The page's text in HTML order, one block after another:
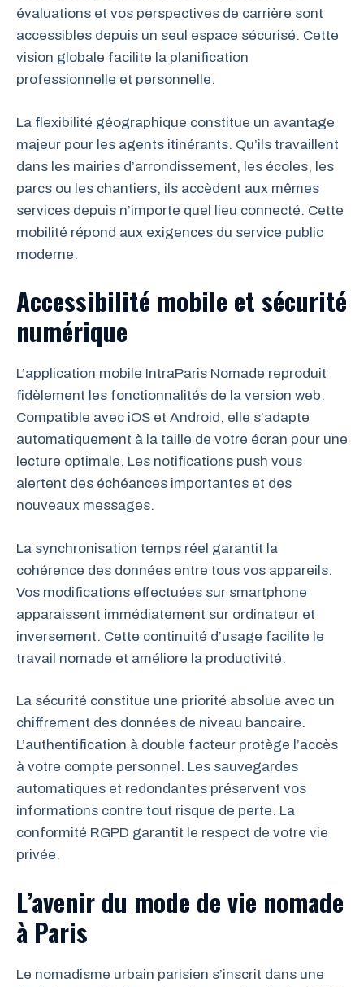
évaluations et vos perspectives de carrière sont
accessibles depuis un seul espace sécurisé. Cette
vision globale facilite la planification
professionnelle et personnelle.
La flexibilité géographique constitue un avantage
majeur pour les agents itinérants. Qu’ils travaillent
dans les mairies d’arrondissement, les écoles, les
parcs ou les chantiers, ils accèdent aux mêmes
services depuis n’importe quel lieu connecté. Cette
mobilité répond aux exigences du service public
moderne.
Accessibilité mobile et sécurité
numérique
L’application mobile IntraParis Nomade reproduit
fidèlement les fonctionnalités de la version web.
Compatible avec iOS et Android, elle s’adapte
automatiquement à la taille de votre écran pour une
lecture optimale. Les notifications push vous
alertent des échéances importantes et des
nouveaux messages.
La synchronisation temps réel garantit la
cohérence des données entre tous vos appareils.
Vos modifications effectuées sur smartphone
apparaissent immédiatement sur ordinateur et
inversement. Cette continuité d’usage facilite le
travail nomade et améliore la productivité.
La sécurité constitue une priorité absolue avec un
chiffrement des données de niveau bancaire.
L’authentification à double facteur protège l’accès
à votre compte personnel. Les sauvegardes
automatiques et redondantes préservent vos
informations contre tout risque de perte. La
conformité RGPD garantit le respect de votre vie
privée.
L’avenir du mode de vie nomade
à Paris
Le nomadisme urbain parisien s’inscrit dans une